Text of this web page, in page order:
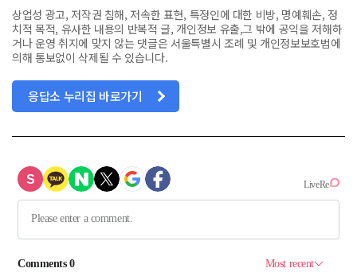
상업성 광고, 저작권 침해, 저속한 표현, 특정인에 대한 비방, 명예훼손, 정
치적 목적, 유사한 내용의 반복적 글, 개인정보 유출,그 밖에 공익을 저해하
거나 운영 취지에 맞지 않는 댓글은 서울특별시 조례 및 개인정보보호법에
의해 통보없이 삭제될 수 있습니다.
응답소 누리집 바로가기